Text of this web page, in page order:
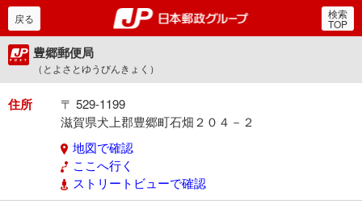
郵便局・日本郵政グルー
戻る 検索
TOP
豊郷郵便局
（とよさとゆうびんきょく）
住所
〒 529-1199
滋賀県犬上郡豊郷町石畑２０４－２
地図で確認
ここへ行く
ストリートビューで確認